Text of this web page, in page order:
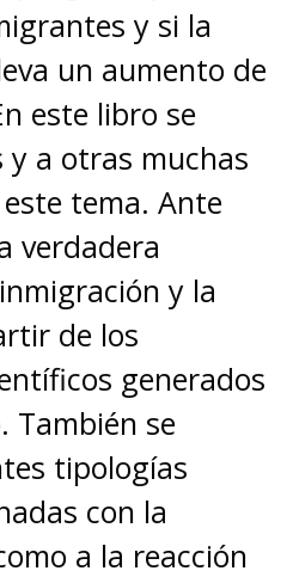
y si la
un aumento de
este libro se
y a otras muchas
tema. Ante
verdadera
y la
de los
generados
También se
tipologías
con la
a la reacción